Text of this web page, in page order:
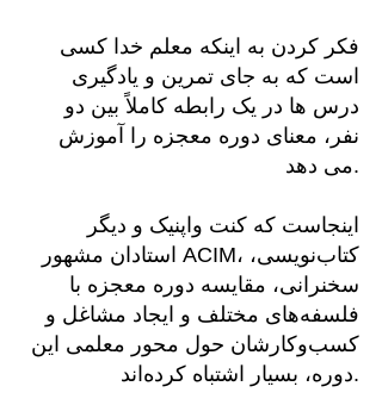
فکر کردن به اینکه معلم خدا کسی
است که به جای تمرین و یادگیری
درس ها در یک رابطه کاملاً بین دو
نفر، معنای دوره معجزه را آموزش
می دهد.
اینجاست که کنت واپنیک و دیگر
استادان مشهور ACIM، کتاب‌نویسی،
سخنرانی، مقایسه دوره معجزه با
فلسفه‌های مختلف و ایجاد مشاغل و
کسب‌وکارشان حول محور معلمی این
دوره، بسیار اشتباه کرده‌اند.